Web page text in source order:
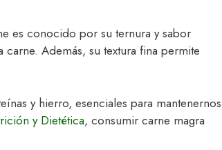
es conocido por su ternura y sabor
Además, su textura fina permite
y hierro, esenciales para mantenernos
y Dietética, consumir carne magra